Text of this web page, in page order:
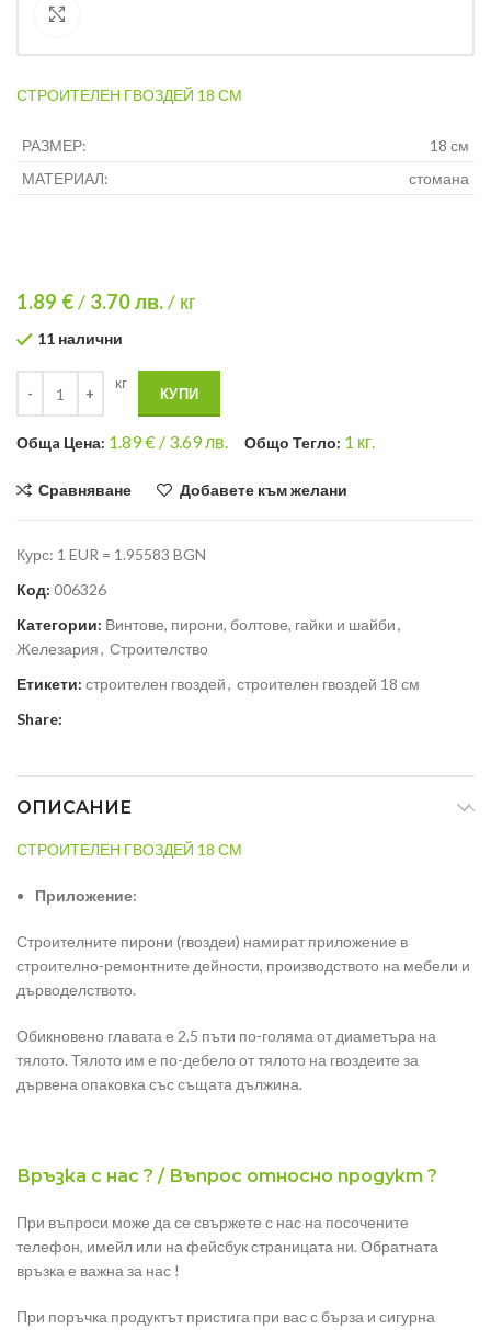
СТРОИТЕЛЕН ГВОЗДЕЙ 18 СМ
РАЗМЕР:
18 см
МАТЕРИАЛ:
стомана
1.89 €/ 3.70лв./ кг
11 налични
кг
КУПИ
Общa Цена: 1.89€ / 3.69 лв. Общо Тегло: 1 кг.
Сравняване Добавете към желани
Курс: 1 EUR = 1.95583 BGN
Код: 006326
Категории: Винтове, пирони, болтове, гайки и шайби,
Железария, Строителство
Етикети: строителен гвоздей, строителен гвоздей 18 см
Share:
ОПИСАНИЕ
СТРОИТЕЛЕН ГВОЗДЕЙ 18 СМ
Приложение:
Строителните пирони (гвоздеи) намират приложение в
строително-ремонтните дейности, производството на мебели и
дърводелството.
Обикновено главата е 2.5 пъти по-голяма от диаметъра на
тялото. Тялото им е по-дебело от тялото на гвоздеите за
дървена опаковка със същата дължина.
Връзка с нас ? / Въпрос относно продукт ?
При въпроси може да се свържете с нас на посочените
телефон, имейл или на фейсбук страницата ни. Обратната
връзка е важна за нас !
При поръчка продуктът пристига при вас с бърза и сигурна